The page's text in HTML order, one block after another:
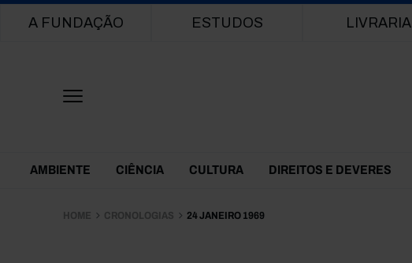
Main navigation
A FUNDAÇÃO ESTUDOS LIVRARIA
Themes Menu
AMBIENTE CIÊNCIA CULTURA DIREITOS E DEVERES
HOME CRONOLOGIAS 24 JANEIRO 1969